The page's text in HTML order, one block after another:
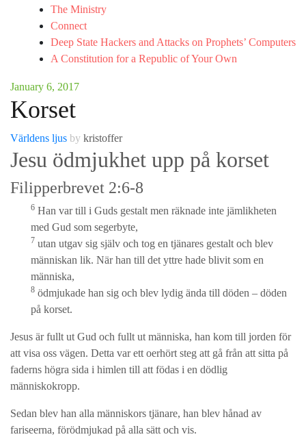
The Ministry
Connect
Deep State Hackers and Attacks on Prophets’ Computers
A Constitution for a Republic of Your Own
January 6, 2017
Korset
Världens ljus by kristoffer
Jesu ödmjukhet upp på korset
Filipperbrevet 2:6-8
6 Han var till i Guds gestalt men räknade inte jämlikheten
med Gud som segerbyte,
7 utan utgav sig själv och tog en tjänares gestalt och blev
människan lik. När han till det yttre hade blivit som en
människa,
8 ödmjukade han sig och blev lydig ända till döden – döden
på korset.
Jesus är fullt ut Gud och fullt ut människa, han kom till jorden för
att visa oss vägen. Detta var ett oerhört steg att gå från att sitta på
faderns högra sida i himlen till att födas i en dödlig
människokropp.
Sedan blev han alla människors tjänare, han blev hånad av
fariseerna, förödmjukad på alla sätt och vis.